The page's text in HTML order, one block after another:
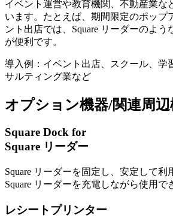
イベント運営や教育機関、不動産業な
います。たとえば、 期間限定のポップ
ント出店では、Square リーダーのよ
が便利 です。
導入例：イベント出店、スクール、学
サルティング業など
オプション機器/関連周辺
Square Dock for
Square リーダー
Square リーダーを固定し、安定して利
Square リーダーを充電しながら使用で
レシートプリンター